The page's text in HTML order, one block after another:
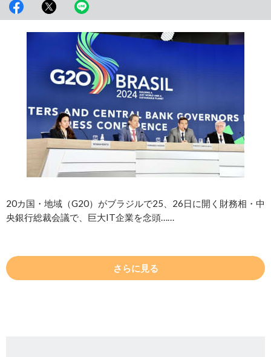
20カ国・地域（G20）がブラジルで25、26日に開く財務相・中
央銀行総裁会議で、巨大IT企業を念頭……
さらに見る